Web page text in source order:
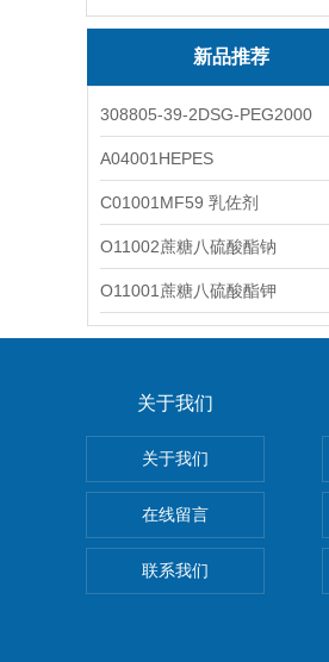
新品推荐
308805-39-2DSG-PEG2000
A04001HEPES
C01001MF59 乳佐剂
O11002蔗糖八硫酸酯钠
O11001蔗糖八硫酸酯钾
关于我们
关于我们
在线留言
联系我们